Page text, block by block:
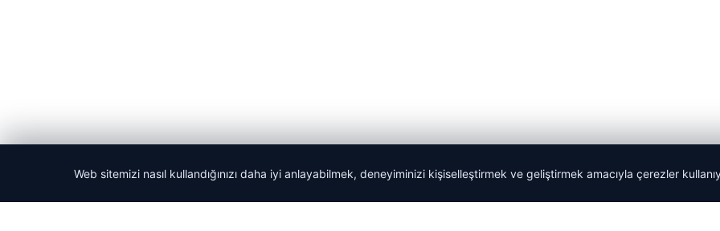
Web sitemizi nasıl kullandığınızı daha iyi anlayabilmek, deneyiminizi kişiselleştirmek ve geliştirmek amacıyla çerezler